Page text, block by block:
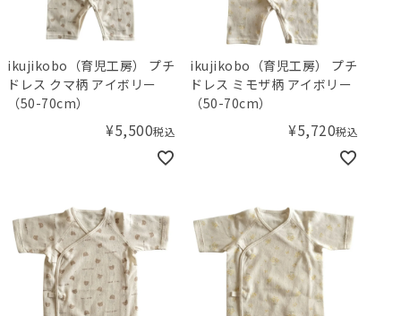
ikujikobo（育児工房） プチ
ドレス クマ柄 アイボリー
（50-70cm）
¥5,500税込
ikujikobo（育児工房） プチ
ドレス ミモザ柄 アイボリー
（50-70cm）
¥5,720税込